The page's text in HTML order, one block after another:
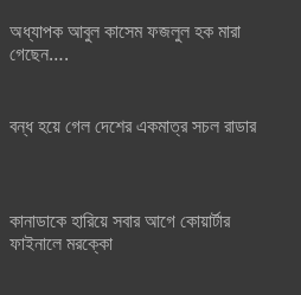
অধ্যাপক আবুল কাসেম ফজলুল হক মারা
গেছেন….
বন্ধ হয়ে গেল দেশের একমাত্র সচল রাডার
কানাডাকে হারিয়ে সবার আগে কোয়ার্টার
ফাইনালে মরক্কো